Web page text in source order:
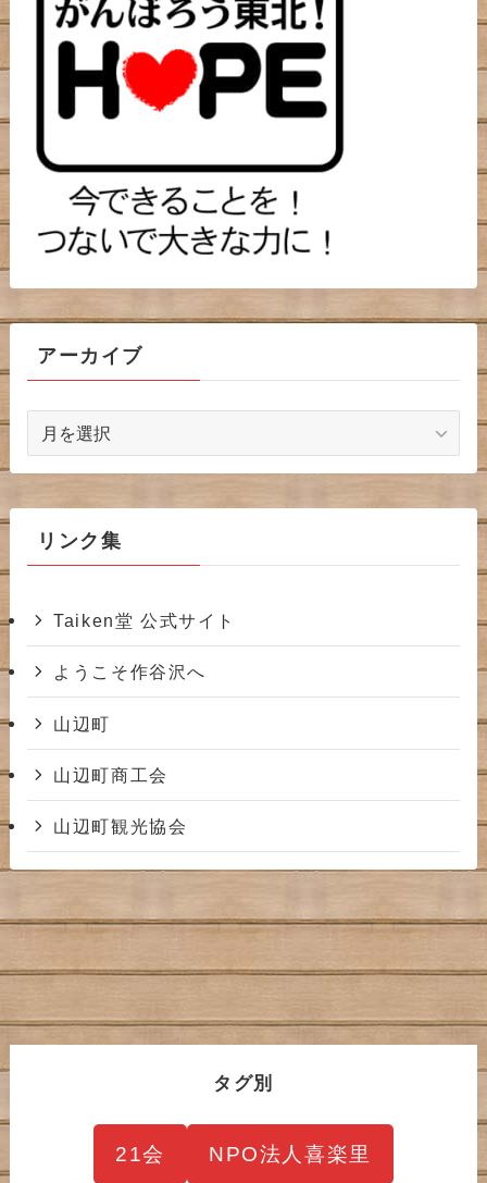
アーカイブ
カ
イ
ブリンク集
Taiken堂 公式サイト
ようこそ作谷沢へ
山辺町
山辺町商工会
山辺町観光協会
タグ別
21会 NPO法人喜楽里